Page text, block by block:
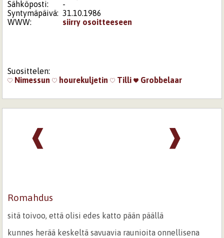
Sähköposti:
-
Syntymäpäivä: 31.10.1986
WWW:
siirry osoitteeseen
Suosittelen:
Nimessun
hourekuljetin Tilli Grobbelaar
❱
❰
Romahdus
sitä toivoo, että olisi edes katto pään päällä
kunnes herää keskeltä savuavia raunioita onnellisena